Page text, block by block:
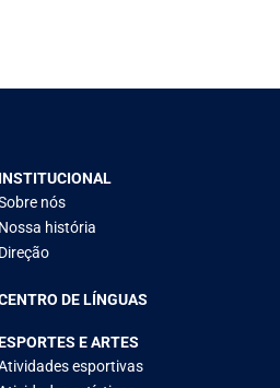
INSTITUCIONAL
nós
Nossa história
Direção
DE LÍNGUAS
E ARTES
esportivas